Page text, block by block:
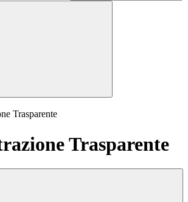
Trasparente
Trasparente